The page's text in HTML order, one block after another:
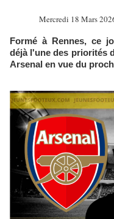
Mercredi 18 Mars
Formé à Rennes, ce
déjà l'une des priorités
Arsenal en vue du